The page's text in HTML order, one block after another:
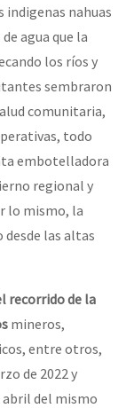
nahuas
agua que la
los ríos y
sembraron
comunitaria,
todo
embotelladora
regional y
lo mismo, la
las altas
recorrido de la
mineros,
entre otros,
de 2022 y
del mismo